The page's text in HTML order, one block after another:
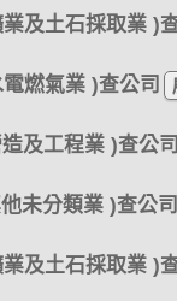
及土石採取業 )
燃氣業 )查公司
及工程業 )查公
未分類業 )查公司
及土石採取業 )